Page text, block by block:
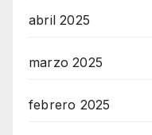
abril 2025
marzo 2025
febrero 2025